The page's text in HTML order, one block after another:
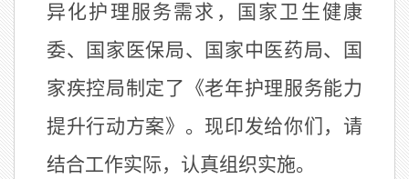
异化护理服务需求，国家卫生健康
委、国家医保局、国家中医药局、国
家疾控局制定了《老年护理服务能力
提升行动方案》。现印发给你们，请
结合工作实际，认真组织实施。